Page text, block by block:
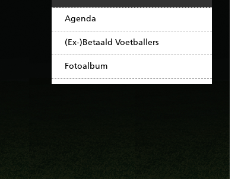
Agenda
(Ex-)Betaald Voetballers
Fotoalbum